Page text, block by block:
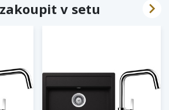
v setu 